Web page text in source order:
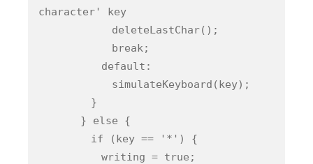
character' key
deleteLastChar();
break;
default:
simulateKeyboard(key);
}
} else {
if (key == '*') {
writing = true;